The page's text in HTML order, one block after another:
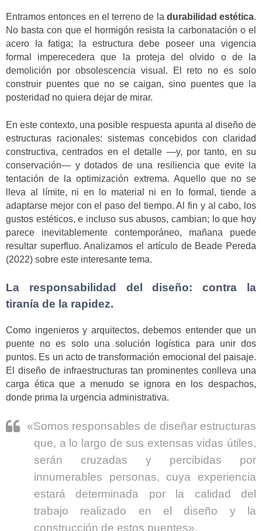
Entramos entonces en el terreno de la durabilidad estética.
No basta con que el hormigón resista la carbonatación o el
acero la fatiga; la estructura debe poseer una vigencia
formal imperecedera que la proteja del olvido o de la
demolición por obsolescencia visual. El reto no es solo
construir puentes que no se caigan, sino puentes que la
posteridad no quiera dejar de mirar.
En este contexto, una posible respuesta apunta al diseño de
estructuras racionales: sistemas concebidos con claridad
constructiva, centrados en el detalle —y, por tanto, en su
conservación— y dotados de una resiliencia que evite la
tentación de la optimización extrema. Aquello que no se
lleva al límite, ni en lo material ni en lo formal, tiende a
adaptarse mejor con el paso del tiempo. Al fin y al cabo, los
gustos estéticos, e incluso sus abusos, cambian; lo que hoy
parece inevitablemente contemporáneo, mañana puede
resultar superfluo. Analizamos el artículo de Beade Pereda
(2022) sobre este interesante tema.
La responsabilidad del diseño: contra la
tiranía de la rapidez.
Como ingenieros y arquitectos, debemos entender que un
puente no es solo una solución logística para unir dos
puntos. Es un acto de transformación emocional del paisaje.
El diseño de infraestructuras tan prominentes conlleva una
carga ética que a menudo se ignora en los despachos,
donde prima la urgencia administrativa.
«Somos responsables de diseñar estructuras
que, a lo largo de sus extensas vidas útiles,
serán cruzadas y percibidas por
innumerables personas, cuya experiencia
estará determinada por la calidad del
trabajo realizado en el diseño y la
construcción de estos puentes».